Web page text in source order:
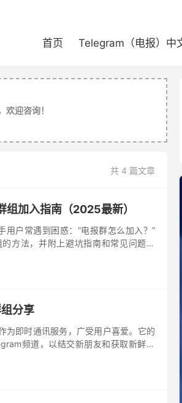
首页 Telegram（电报）中
迎咨询！
共 4 篇文章
加入指南（2025最新）
户常遇到困惑：“电报群怎么加入？”
方法，并附上避坑指南和常见问题解
分享
即时通讯服务，广受用户喜爱。它的
频道，以结交新朋友和获取新鲜资